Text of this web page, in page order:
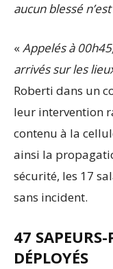
aucun blessé
« Appelés à
arrivés sur les
Roberti dans un
leur intervention
contenu à la
ainsi la
sécurité, les 17
sans incident.
47
DÉPLOYÉS